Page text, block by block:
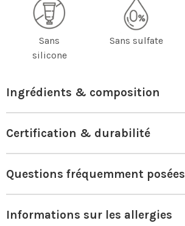
Sans
silicone
Sans sulfate
Ingrédients & composition
Certification & durabilité
Questions fréquemment posées
Informations sur les allergies